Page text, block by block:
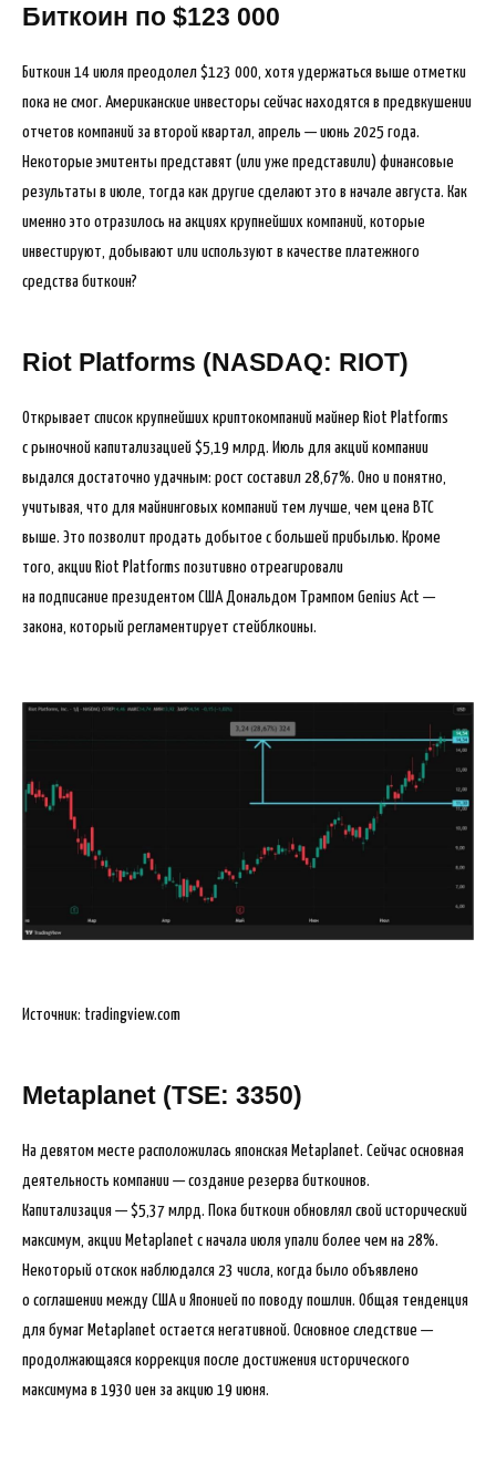
Биткоин по $123 000
Биткоин 14 июля преодолел $123 000, хотя удержаться выше отметки
пока не смог. Американские инвесторы сейчас находятся в предвкушении
отчетов компаний за второй квартал, апрель — июнь 2025 года.
Некоторые эмитенты представят (или уже представили) финансовые
результаты в июле, тогда как другие сделают это в начале августа. Как
именно это отразилось на акциях крупнейших компаний, которые
инвестируют, добывают или используют в качестве платежного
средства биткоин?
Riot Platforms (NASDAQ: RIOT)
Открывает список крупнейших криптокомпаний майнер Riot Platforms
с рыночной капитализацией $5,19 млрд. Июль для акций компании
выдался достаточно удачным: рост составил 28,67%. Оно и понятно,
учитывая, что для майнинговых компаний тем лучше, чем цена BTC
выше. Это позволит продать добытое с большей прибылью. Кроме
того, акции Riot Platforms позитивно отреагировали
на подписание президентом США Дональдом Трампом Genius Act —
закона, который регламентирует стейблкоины.
Источник: tradingview.com
Metaplanet (TSE: 3350)
На девятом месте расположилась японская Metaplanet. Сейчас основная
деятельность компании — создание резерва биткоинов.
Капитализация — $5,37 млрд. Пока биткоин обновлял свой исторический
максимум, акции Metaplanet с начала июля упали более чем на 28%.
Некоторый отскок наблюдался 23 числа, когда было объявлено
о соглашении между США и Японией по поводу пошлин. Общая тенденция
для бумаг Metaplanet остается негативной. Основное следствие —
продолжающаяся коррекция после достижения исторического
максимума в 1930 иен за акцию 19 июня.